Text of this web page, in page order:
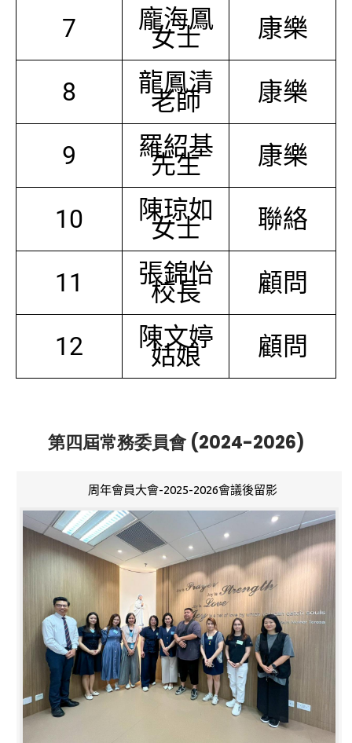
7 龐海鳳
女士 康樂
8 龍鳳清
老師 康樂
9 羅紹基
先生 康樂
10 陳琼如
女士 聯絡
11 張錦怡
校長 顧問
12 陳文婷
姑娘 顧問
第四屆常務委員會 (2024-2026)
周年會員大會-2025-2026會議後留影